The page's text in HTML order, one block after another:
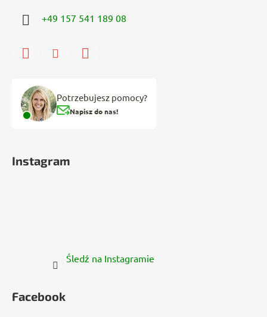
+49 157 541 189 08
Potrzebujesz pomocy?
Napisz do nas!
Instagram
Śledź na Instagramie
Facebook